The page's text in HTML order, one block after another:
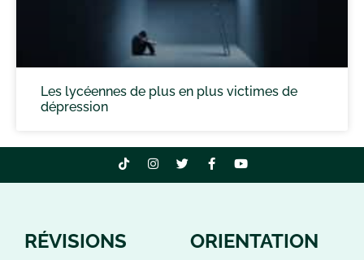
Les lycéennes de plus en plus victimes de
dépression
RÉVISIONS ORIENTATION